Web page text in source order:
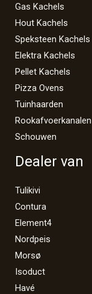
Gas Kachels
Hout Kachels
Speksteen Kachels
Elektra Kachels
Pellet Kachels
Pizza Ovens
Tuinhaarden
Rookafvoerkanalen
Schouwen
Dealer van
Tulikivi
Contura
Element4
Nordpeis
Morsø
Isoduct
Havé